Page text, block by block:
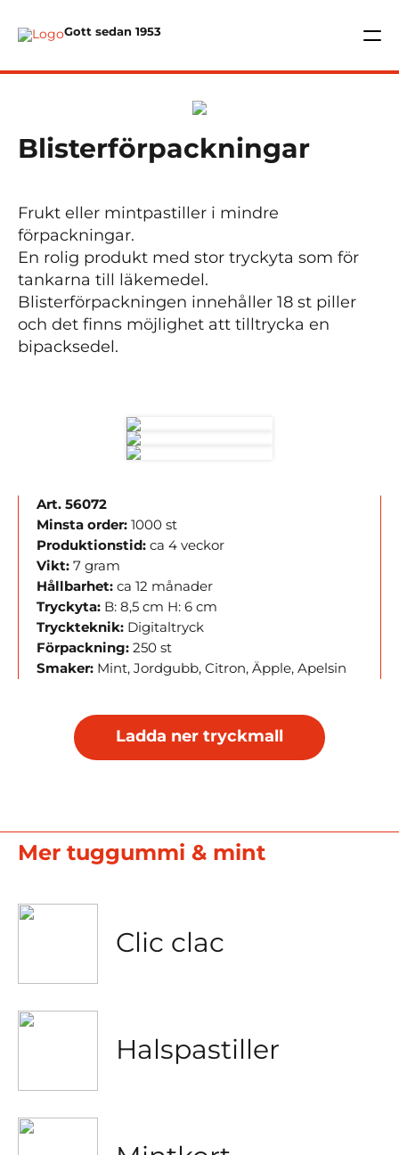
Gott sedan 1953
Blisterförpackningar
Frukt eller mintpastiller i mindre
förpackningar.
En rolig produkt med stor tryckyta som för
tankarna till läkemedel.
Blisterförpackningen innehåller 18 st piller
och det finns möjlighet att tilltrycka en
bipacksedel.
Art. 56072
Minsta order:1000 st
Produktionstid:ca 4 veckor
Vikt:7 gram
Hållbarhet:ca 12 månader
Tryckyta: B: 8,5 cm H: 6 cm
Tryckteknik: Digitaltryck
Förpackning:250 st
Smaker: Mint, Jordgubb, Citron, Äpple, Apelsin
Ladda ner tryckmall
Mer tuggummi & mint
Clic clac
Halspastiller